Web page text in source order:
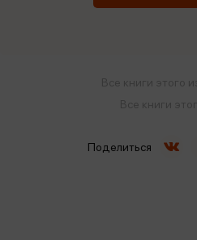
Поделиться